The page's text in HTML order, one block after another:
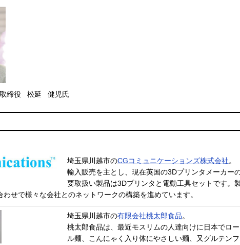
締役 松延 健児氏
埼玉県川越市のCGコミュニケーションズ株式会社。
輸入販売を主とし、現在英国の3Dプリンタメーカー
要取扱い製品は3Dプリンタと電動工具セットです。
わせで様々な会社とのネットワークの構築を進めています。
埼玉県川越市の有限会社桃太郎食品。
桃太郎食品は、最近モスリムの人達向けに日本でロ
ル麺、こんにゃく入り体にやさしい麺、又グルテン